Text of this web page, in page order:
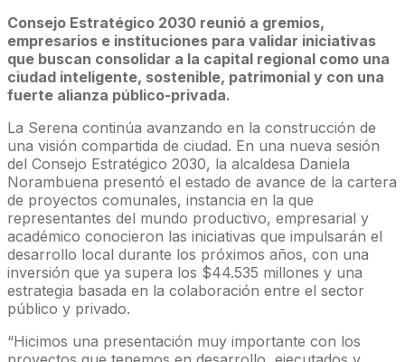
Consejo Estratégico 2030 reunió a gremios,
empresarios e instituciones para validar iniciativas
que buscan consolidar a la capital regional como una
ciudad inteligente, sostenible, patrimonial y con una
fuerte alianza público-privada.
La Serena continúa avanzando en la construcción de
una visión compartida de ciudad. En una nueva sesión
del Consejo Estratégico 2030, la alcaldesa Daniela
Norambuena presentó el estado de avance de la cartera
de proyectos comunales, instancia en la que
representantes del mundo productivo, empresarial y
académico conocieron las iniciativas que impulsarán el
desarrollo local durante los próximos años, con una
inversión que ya supera los $44.535 millones y una
estrategia basada en la colaboración entre el sector
público y privado.
“Hicimos una presentación muy importante con los